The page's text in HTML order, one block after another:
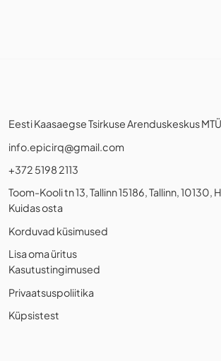
Eesti Kaasaegse Tsirkuse Arenduskeskus MTÜ
info.epicirq@gmail.com
+372 5198 2113
Toom-Kooli tn 13, Tallinn 15186, Tallinn, 10130,
Kuidas osta
Korduvad küsimused
Lisa oma üritus
Kasutustingimused
Privaatsuspoliitika
Küpsistest